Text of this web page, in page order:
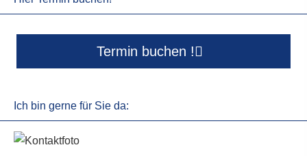
Termin buchen !
Ich bin gerne für Sie da: